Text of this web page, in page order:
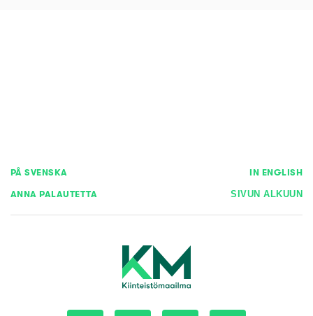
PÅ SVENSKA IN ENGLISH
ANNA PALAUTETTA SIVUN ALKUUN